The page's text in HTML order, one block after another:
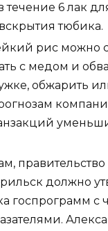
течение 6 лак
тюбика.
рис можно
с медом и
обжарить
должно
госпрограмм с